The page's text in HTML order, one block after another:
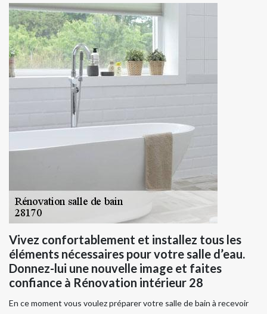
Vivez confortablement et installez tous les
éléments nécessaires pour votre salle d’eau.
Donnez-lui une nouvelle image et faites
confiance à Rénovation intérieur 28
En ce moment vous voulez préparer votre salle de bain à recevoir